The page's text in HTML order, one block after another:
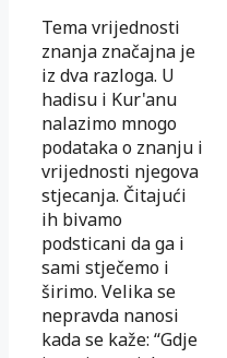
Tema vrijednosti
znanja značajna je
iz dva razloga. U
hadisu i Kur'anu
nalazimo mnogo
podataka o znanju i
vrijednosti njegova
stje­canja. Čitajući
ih bivamo
podsticani da ga i
sami stječemo i
širimo. Ve­lika se
nepravda nanosi
kada se kaže: “Gdje